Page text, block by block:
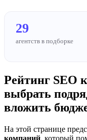
29
агентств в подборке
Рейтинг SEO
выбрать
вложить
На этой странице
компаний, который